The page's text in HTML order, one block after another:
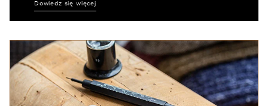
Dowiedz się więcej